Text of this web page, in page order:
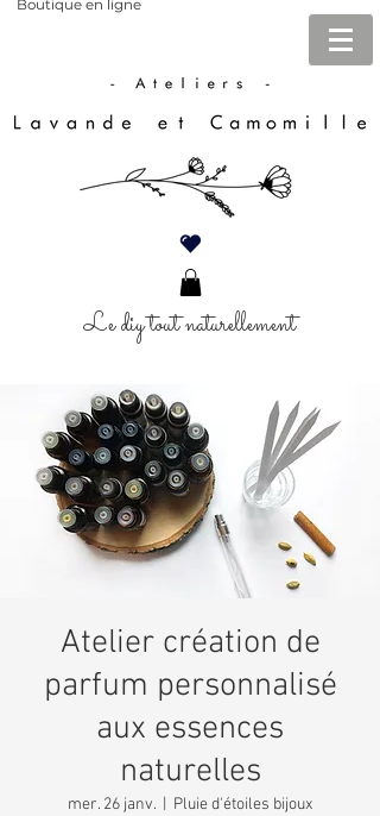
Boutique en ligne
Le diy tout naturellement
Atelier création de
parfum personnalisé
aux essences
naturelles
mer. 26 janv. Pluie d'étoiles bijoux